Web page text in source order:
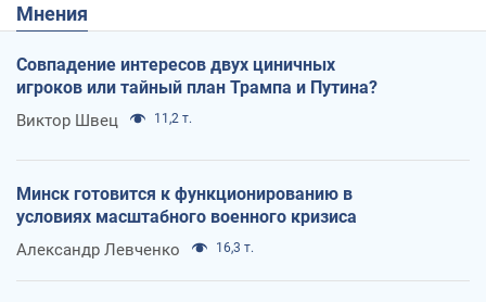
Мнения
Совпадение интересов двух циничных
игроков или тайный план Трампа и Путина?
Виктор Швец 11,2 т.
Минск готовится к функционированию в
условиях масштабного военного кризиса
Александр Левченко 16,3 т.